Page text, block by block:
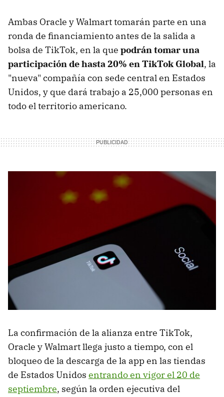
Ambas Oracle y Walmart tomarán parte en una
ronda de financiamiento antes de la salida a
bolsa de TikTok, en la que podrán tomar una
participación de hasta 20% en TikTok Global, la
"nueva" compañía con sede central en Estados
Unidos, y que dará trabajo a 25,000 personas en
todo el territorio americano.
La confirmación de la alianza entre TikTok,
Oracle y Walmart llega justo a tiempo, con el
bloqueo de la descarga de la app en las tiendas
de Estados Unidos entrando en vigor el 20 de
septiembre, según la orden ejecutiva del